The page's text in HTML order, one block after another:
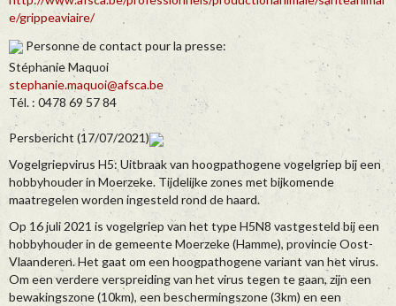
e/grippeaviaire/
Personne de contact pour la presse:
Stéphanie Maquoi
stephanie.maquoi@afsca.be
Tél. : 0478 69 57 84
Persbericht (17/07/2021)
Vogelgriepvirus H5: Uitbraak van hoogpathogene vogelgriep bij een
hobbyhouder in Moerzeke. Tijdelijke zones met bijkomende
maatregelen worden ingesteld rond de haard.
Op 16 juli 2021 is vogelgriep van het type H5N8 vastgesteld bij een
hobbyhouder in de gemeente Moerzeke (Hamme), provincie Oost-
Vlaanderen. Het gaat om een hoogpathogene variant van het virus.
Om een verdere verspreiding van het virus tegen te gaan, zijn een
bewakingszone (10km), een beschermingszone (3km) en een